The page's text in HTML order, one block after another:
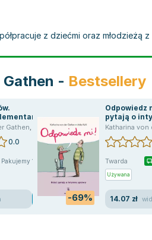
z dziećmi oraz
- Bestsellery
Gathen, Anke Kuhl
0.0
Pakujemy 10.08
-69%
Odpowiedz
pytają o
Katharina von
Twarda
Używana
14.07 zł